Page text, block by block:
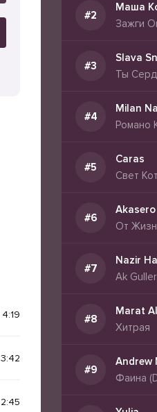
4:19
3:42
2:45
Маша
Зажги
Slava
Ты
Milan
Романо
Caras
Akasero
От
Nazir
Ak
Marat
Хитрая
Andrew
Фаина